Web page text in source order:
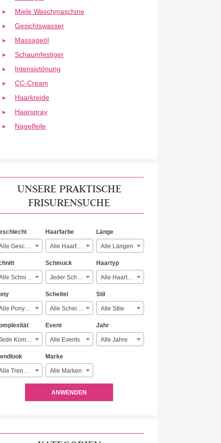
Miele Waschmaschine
Gesichtswasser
Massageöl
Schaumfestiger
Intensivtönung
CC-Cream
Haarkreide
Haarspray
Nagelfeile
UNSERE PRAKTISCHE
FRISURENSUCHE
Alle Geschlechter
Haarfarbe
Alle Haarfarben
Länge
Alle Längen
Alle Schnitte
Schmuck
Jeder Schmuck
Haartyp
Alle Haartypen
Alle Ponyarten
Scheitel
Alle Scheitelarten
Stil
Alle Stile
Jede Komplexität
Event
Alle Events
Jahr
Alle Jahre
Alle Trendlooks
Marke
Alle Marken
ANWENDEN